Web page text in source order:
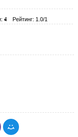
4 Рейтинг: 1.0/1